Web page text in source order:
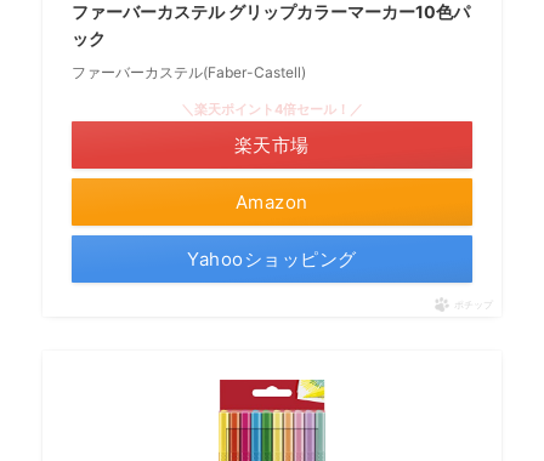
ファーバーカステル グリップカラーマーカー10色パ
ック
ファーバーカステル(Faber-Castell)
Amazon
＼楽天ポイント4倍セール！／
楽天市場
Yahooショッピング
ポチップ